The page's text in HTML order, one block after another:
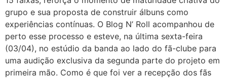
grupo e sua proposta de construir álbuns como
experiências contínuas. O Blog N’ Roll acompanhou de
perto esse processo e esteve, na última sexta-feira
(03/04), no estúdio da banda ao lado do fã-clube para
uma audição exclusiva da segunda parte do projeto em
primeira mão. Como é que foi ver a recepção dos fãs